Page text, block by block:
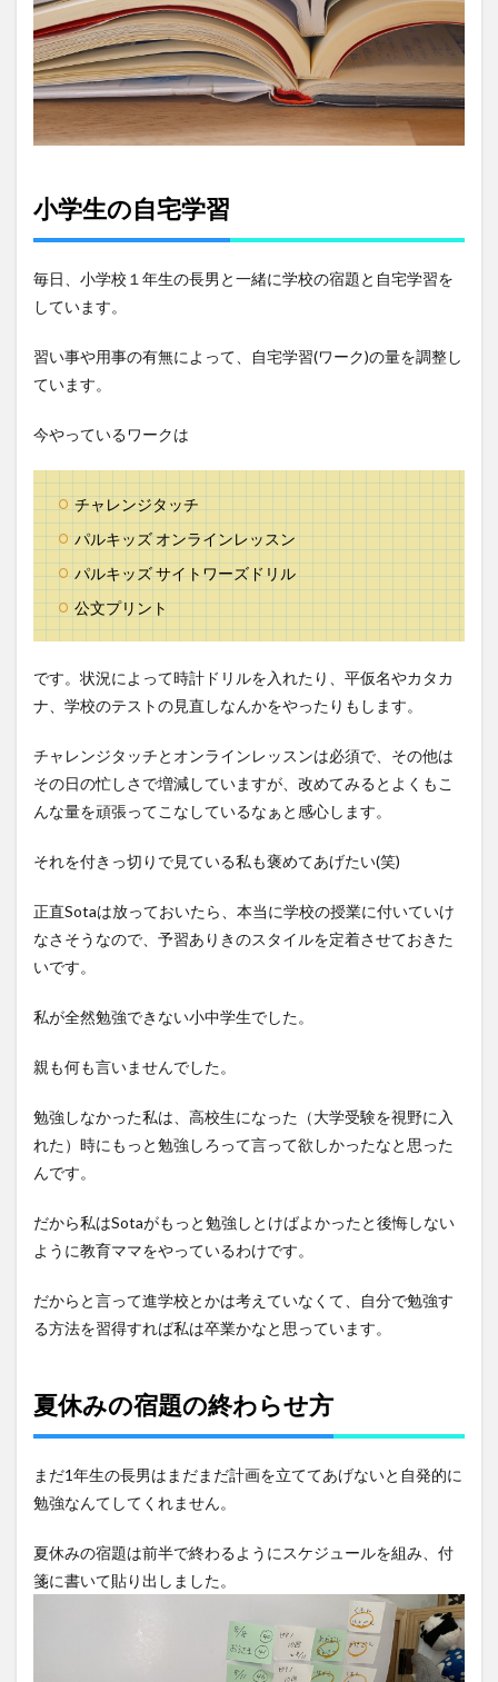
小学生の自宅学習
毎日、小学校１年生の長男と一緒に学校の宿題と自宅学習を
しています。
習い事や用事の有無によって、自宅学習(ワーク)の量を調整し
ています。
今やっているワークは
チャレンジタッチ
パルキッズ オンラインレッスン
パルキッズ サイトワーズドリル
公文プリント
です。状況によって時計ドリルを入れたり、平仮名やカタカ
ナ、学校のテストの見直しなんかをやったりもします。
チャレンジタッチとオンラインレッスンは必須で、その他は
その日の忙しさで増減していますが、改めてみるとよくもこ
んな量を頑張ってこなしているなぁと感心します。
それを付きっ切りで見ている私も褒めてあげたい(笑)
正直Sotaは放っておいたら、本当に学校の授業に付いていけ
なさそうなので、予習ありきのスタイルを定着させておきた
いです。
私が全然勉強できない小中学生でした。
親も何も言いませんでした。
勉強しなかった私は、高校生になった（大学受験を視野に入
れた）時にもっと勉強しろって言って欲しかったなと思った
んです。
だから私はSotaがもっと勉強しとけばよかったと後悔しない
ように教育ママをやっているわけです。
だからと言って進学校とかは考えていなくて、自分で勉強す
る方法を習得すれば私は卒業かなと思っています。
夏休みの宿題の終わらせ方
まだ1年生の長男はまだまだ計画を立ててあげないと自発的に
勉強なんてしてくれません。
夏休みの宿題は前半で終わるようにスケジュールを組み、付
箋に書いて貼り出しました。